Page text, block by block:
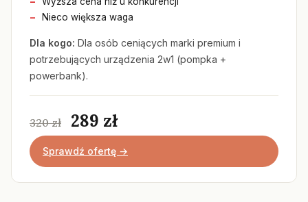
Nieco większa waga
Dla kogo: Dla osób ceniących marki premium i
potrzebujących urządzenia 2w1 (pompka +
powerbank).
320 zł 289 zł
Sprawdź ofertę →